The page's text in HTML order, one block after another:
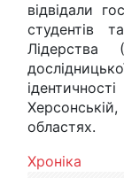
відвідали
студентів
областях.
Хроніка